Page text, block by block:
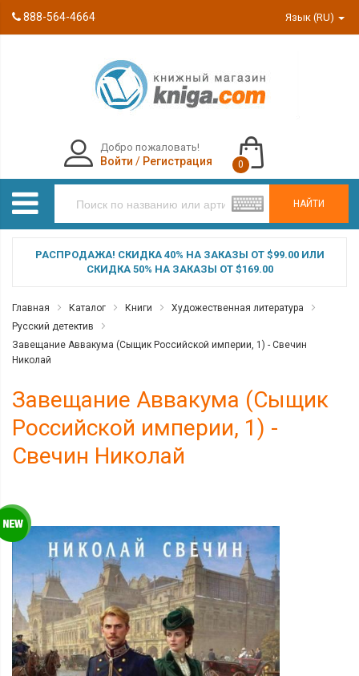
888-564-4664 Язык (RU)
НАЙТИ
Добро пожаловать!
Войти / Регистрация 0
РАСПРОДАЖА! СКИДКА 40% НА ЗАКАЗЫ ОТ $99.00 ИЛИ
СКИДКА 50% НА ЗАКАЗЫ ОТ $169.00
Главная Каталог Книги
Художественная литература
Русский детектив
Завещание Аввакума (Сыщик Российской империи, 1) - Свечин
Николай
Завещание Аввакума (Сыщик
Российской империи, 1) -
Свечин Николай